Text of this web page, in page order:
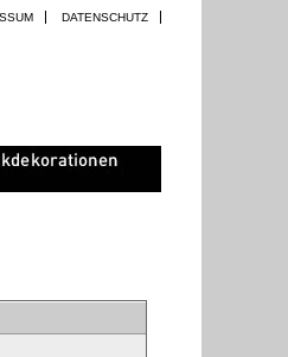
DATENSCHUTZ